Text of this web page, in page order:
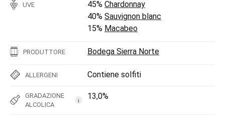
UVE 45% Chardonnay
40% Sauvignon blanc
15% Macabeo
PRODUTTORE Bodega Sierra Norte
ALLERGENI Contiene solfiti
GRADAZIONE
ALCOLICA
i 13,0%